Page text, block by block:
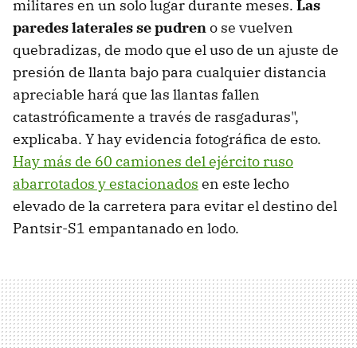
militares en un solo lugar durante meses. Las
paredes laterales se pudreno se vuelven
quebradizas, de modo que el uso de un ajuste de
presión de llanta bajo para cualquier distancia
apreciable hará que las llantas fallen
catastróficamente a través de rasgaduras",
explicaba. Y hay evidencia fotográfica de esto.
Hay más de 60 camiones del ejército ruso
abarrotados y estacionados en este lecho
elevado de la carretera para evitar el destino del
Pantsir-S1 empantanado en lodo.